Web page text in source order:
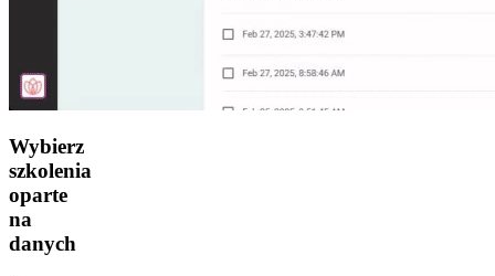
Wybierz
szkolenia
oparte
na
danych